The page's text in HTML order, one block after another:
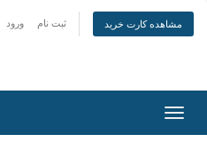
ورود ثبت نام مشاهده کارت خرید
تغییر